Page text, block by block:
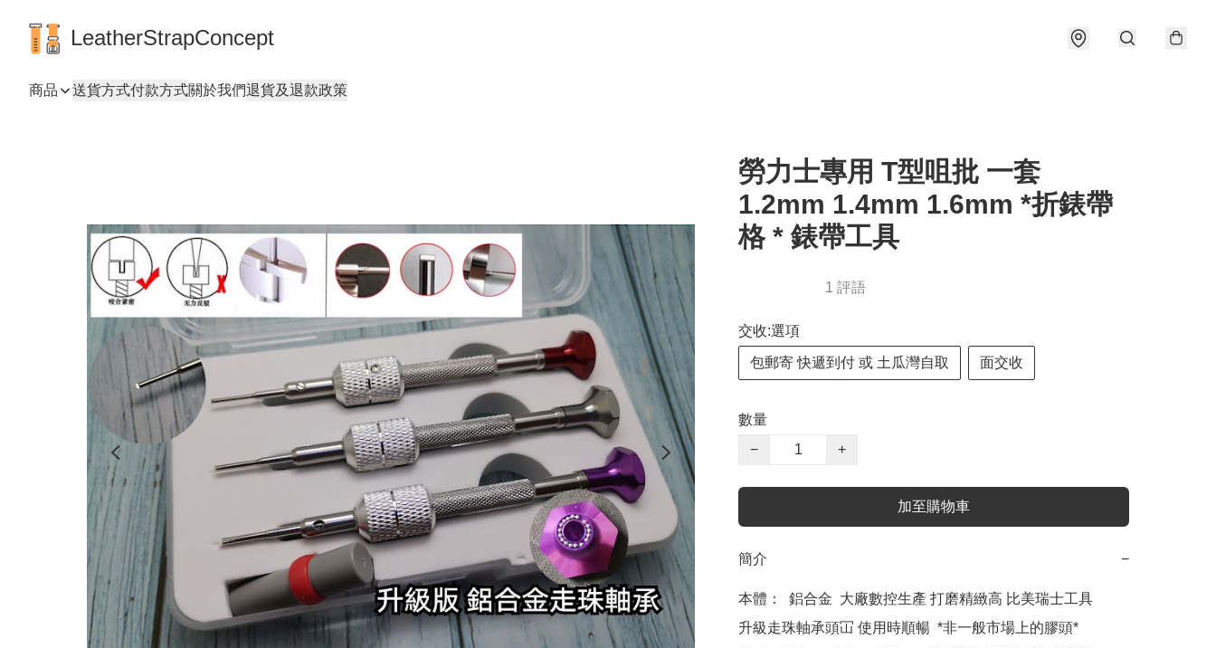
LeatherStrapConcept
商品 送貨方式付款方式關於我們退貨及退款政策
勞力士專用 T型咀批 一套
1.2mm 1.4mm 1.6mm *折錶帶
格 * 錶帶工具
1 評語
交收:選項
包郵寄 快遞到付 或 土瓜灣自取 面交收
數量
−
+
加至購物車
簡介 −
本體：  鋁合金  大廠數控生產 打磨精緻高 比美瑞士工具
升級走珠軸承頭冚 使用時順暢  *非一般市場上的膠頭*